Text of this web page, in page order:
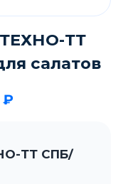
ТТ
салатов
₽
ТТ СПБ/